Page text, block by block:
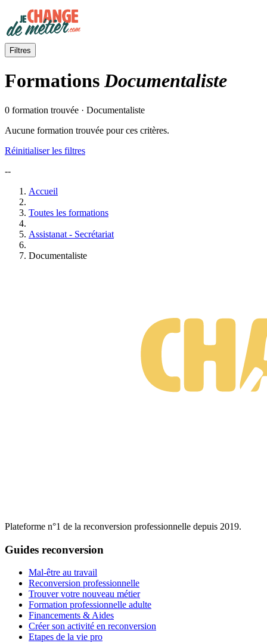
Filtres
FormationsDocumentaliste
0 formation trouvée · Documentaliste
Aucune formation trouvée pour ces critères.
Réinitialiser les filtres
--
Accueil
Toutes les formations
Assistanat - Secrétariat
Documentaliste
Plateforme n°1 de la reconversion professionnelle depuis 2019.
Guides reconversion
Mal-être au travail
Reconversion professionnelle
Trouver votre nouveau métier
Formation professionnelle adulte
Financements & Aides
Créer son activité en reconversion
Etapes de la vie pro